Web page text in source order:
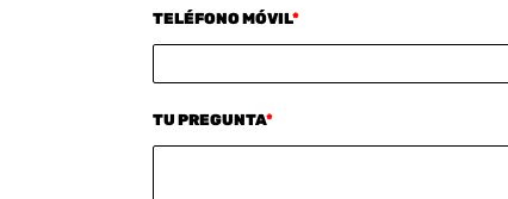
TELÉFONO MÓVIL*
TU PREGUNTA*